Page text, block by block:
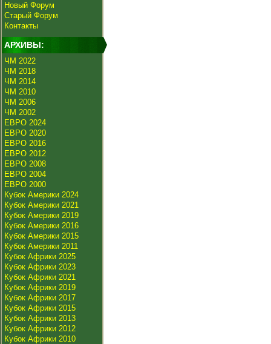
Новый Форум
Старый Форум
Контакты
АРХИВЫ:
ЧМ 2022
ЧМ 2018
ЧМ 2014
ЧМ 2010
ЧМ 2006
ЧМ 2002
ЕВРО 2024
ЕВРО 2020
ЕВРО 2016
ЕВРО 2012
ЕВРО 2008
ЕВРО 2004
ЕВРО 2000
Кубок Америки 2024
Кубок Америки 2021
Кубок Америки 2019
Кубок Америки 2016
Кубок Америки 2015
Кубок Америки 2011
Кубок Африки 2025
Кубок Африки 2023
Кубок Африки 2021
Кубок Африки 2019
Кубок Африки 2017
Кубок Африки 2015
Кубок Африки 2013
Кубок Африки 2012
Кубок Африки 2010